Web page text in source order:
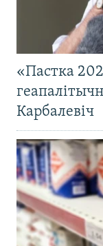
«Пастка
Карбалевіч